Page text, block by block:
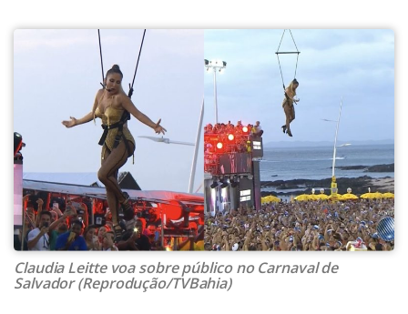
Claudia Leitte voa sobre público no Carnaval de
Salvador (Reprodução/TVBahia)